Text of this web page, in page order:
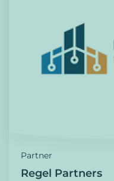
Partner
Regel Partners